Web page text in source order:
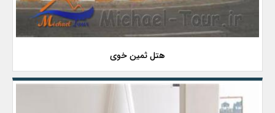
هتل ثمین خوی